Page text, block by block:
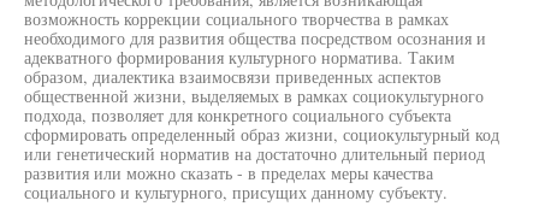
возможность коррекции социального творчества в рамках
необходимого для развития общества посредством осознания и
адекватного формирования культурного норматива. Таким
образом, диалектика взаимосвязи приведенных аспектов
общественной жизни, выделяемых в рамках социокультурного
подхода, позволяет для конкретного социального субъекта
сформировать определенный образ жизни, социокультурный код
или генетический норматив на достаточно длительный период
развития или можно сказать - в пределах меры качества
социального и культурного, присущих данному субъекту.